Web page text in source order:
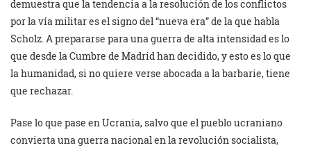
demuestra que la tendencia a la resolución de los conflictos
por la vía militar es el signo del “nueva era” de la que habla
Scholz. A prepararse para una guerra de alta intensidad es lo
que desde la Cumbre de Madrid han decidido, y esto es lo que
la humanidad, si no quiere verse abocada a la barbarie, tiene
que rechazar.
Pase lo que pase en Ucrania, salvo que el pueblo ucraniano
convierta una guerra nacional en la revolución socialista,